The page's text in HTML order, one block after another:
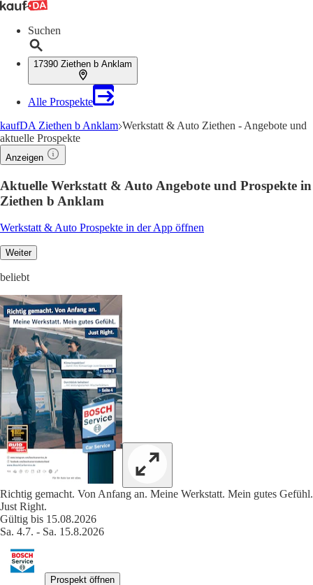
Suchen
17390 Ziethen b Anklam
Alle Prospekte
kaufDA Ziethen b Anklam Werkstatt & Auto Ziethen - Angebote und
aktuelle Prospekte
Anzeigen
Aktuelle Werkstatt & Auto Angebote und Prospekte in
Ziethen b Anklam
Werkstatt & Auto Prospekte in der App öffnen
Weiter
beliebt
Richtig gemacht. Von Anfang an. Meine Werkstatt. Mein gutes Gefühl.
Just Right.
Gültig bis 15.08.2026
Sa. 4.7. - Sa. 15.8.2026
Prospekt öffnen